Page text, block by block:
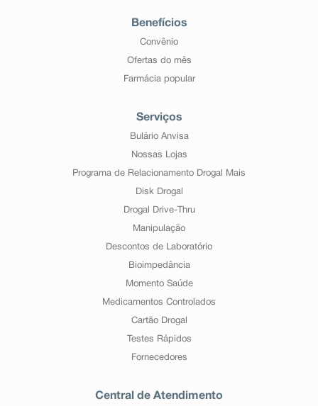
Benefícios
Convênio
Ofertas do mês
Farmácia popular
Serviços
Bulário Anvisa
Nossas Lojas
Programa de Relacionamento Drogal Mais
Disk Drogal
Drogal Drive-Thru
Manipulação
Descontos de Laboratório
Bioimpedância
Momento Saúde
Medicamentos Controlados
Cartão Drogal
Testes Rápidos
Fornecedores
Central de Atendimento